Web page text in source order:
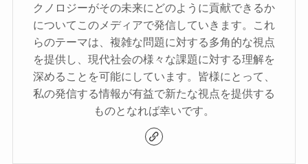
クノロジーがその未来にどのように貢献できるか
についてこのメディアで発信していきます。これ
らのテーマは、複雑な問題に対する多角的な視点
を提供し、現代社会の様々な課題に対する理解を
深めることを可能にしています。皆様にとって、
私の発信する情報が有益で新たな視点を提供する
ものとなれば幸いです。